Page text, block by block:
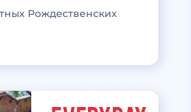
Рождественских